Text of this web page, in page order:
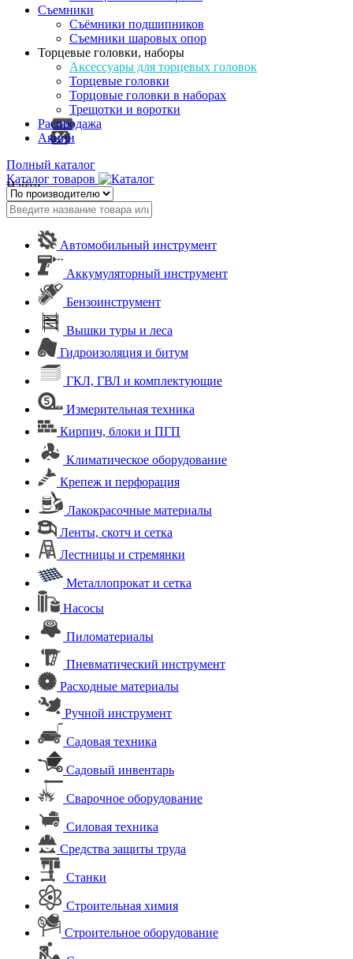
Съемники
Съёмники подшипников
Съемники шаровых опор
Торцевые головки, наборы
Аксессуары для торцевых головок
Торцевые головки
Торцовые головки в наборах
Трещотки и воротки
Распродажа
Акции
Полный каталог
Каталог товаров
Найти
Автомобильный инструмент
Аккумуляторный инструмент
Бензоинструмент
Вышки туры и леса
Гидроизоляция и битум
ГКЛ, ГВЛ и комплектующие
Измерительная техника
Кирпич, блоки и ПГП
Климатическое оборудование
Крепеж и перфорация
Лакокрасочные материалы
Ленты, скотч и сетка
Лестницы и стремянки
Металлопрокат и сетка
Насосы
Пиломатериалы
Пневматический инструмент
Расходные материалы
Ручной инструмент
Садовая техника
Садовый инвентарь
Сварочное оборудование
Силовая техника
Средства защиты труда
Станки
Строительная химия
Строительное оборудование